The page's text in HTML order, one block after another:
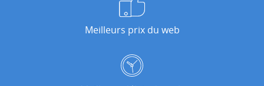
Meilleurs prix du web